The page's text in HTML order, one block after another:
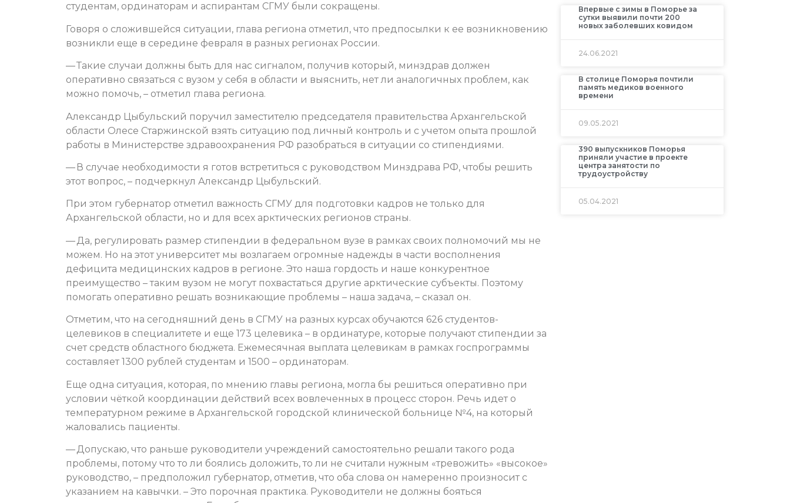
студентам, ординаторам и аспирантам СГМУ были сокращены.
Говоря о сложившейся ситуации, глава региона отметил, что предпосылки к ее возникновению
возникли еще в середине февраля в разных регионах России.
— Такие случаи должны быть для нас сигналом, получив который, минздрав должен
оперативно связаться с вузом у себя в области и выяснить, нет ли аналогичных проблем, как
можно помочь, – отметил глава региона.
Александр Цыбульский поручил заместителю председателя правительства Архангельской
области Олесе Старжинской взять ситуацию под личный контроль и с учетом опыта прошлой
работы в Министерстве здравоохранения РФ разобраться в ситуации со стипендиями.
— В случае необходимости я готов встретиться с руководством Минздрава РФ, чтобы решить
этот вопрос, – подчеркнул Александр Цыбульский.
При этом губернатор отметил важность СГМУ для подготовки кадров не только для
Архангельской области, но и для всех арктических регионов страны.
— Да, регулировать размер стипендии в федеральном вузе в рамках своих полномочий мы не
можем. Но на этот университет мы возлагаем огромные надежды в части восполнения
дефицита медицинских кадров в регионе. Это наша гордость и наше конкурентное
преимущество – таким вузом не могут похвастаться другие арктические субъекты. Поэтому
помогать оперативно решать возникающие проблемы – наша задача, – сказал он.
Отметим, что на сегодняшний день в СГМУ на разных курсах обучаются 626 студентов-
целевиков в специалитете и еще 173 целевика – в ординатуре, которые получают стипендии за
счет средств областного бюджета. Ежемесячная выплата целевикам в рамках госпрограммы
составляет 1300 рублей студентам и 1500 – ординаторам.
Еще одна ситуация, которая, по мнению главы региона, могла бы решиться оперативно при
условии чёткой координации действий всех вовлеченных в процесс сторон. Речь идет о
температурном режиме в Архангельской городской клинической больнице №4, на который
жаловались пациенты.
— Допускаю, что раньше руководители учреждений самостоятельно решали такого рода
проблемы, потому что то ли боялись доложить, то ли не считали нужным «тревожить» «высокое»
руководство, – предположил губернатор, отметив, что оба слова он намеренно произносит с
указанием на кавычки. – Это порочная практика. Руководители не должны бояться
Впервые с зимы в Поморье за
сутки выявили почти 200
новых заболевших ковидом
24.06.2021
В столице Поморья почтили
память медиков военного
времени
09.05.2021
390 выпускников Поморья
приняли участие в проекте
центра занятости по
трудоустройству
05.04.2021